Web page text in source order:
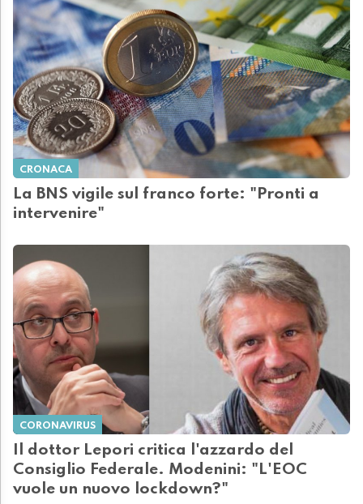
CRONACA
La BNS vigile sul franco forte: "Pronti a
intervenire"
CORONAVIRUS
Il dottor Lepori critica l'azzardo del
Consiglio Federale. Modenini: "L'EOC
vuole un nuovo lockdown?"